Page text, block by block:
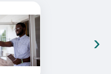
›